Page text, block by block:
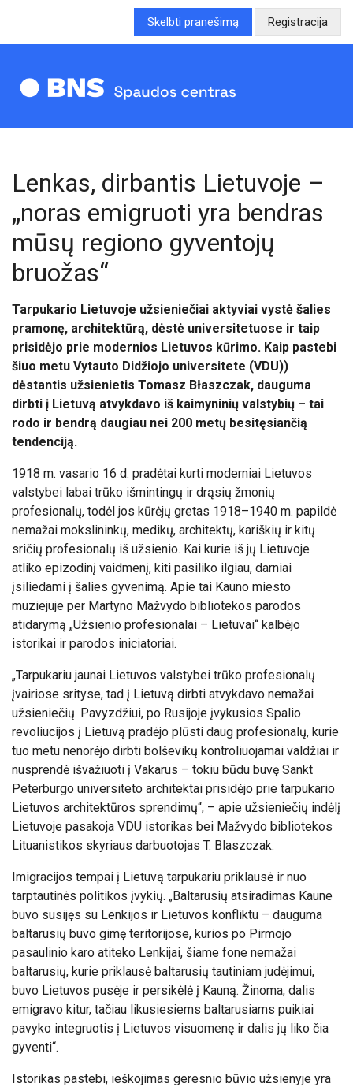
Skelbti pranešimą Registracija
Lenkas, dirbantis Lietuvoje –
„noras emigruoti yra bendras
mūsų regiono gyventojų
bruožas“
Tarpukario Lietuvoje užsieniečiai aktyviai vystė šalies
pramonę, architektūrą, dėstė universitetuose ir taip
prisidėjo prie modernios Lietuvos kūrimo. Kaip pastebi
šiuo metu Vytauto Didžiojo universitete (VDU))
dėstantis užsienietis Tomasz Błaszczak, dauguma
dirbti į Lietuvą atvykdavo iš kaimyninių valstybių – tai
rodo ir bendrą daugiau nei 200 metų besitęsiančią
tendenciją.
1918 m. vasario 16 d. pradėtai kurti moderniai Lietuvos
valstybei labai trūko išmintingų ir drąsių žmonių
profesionalų, todėl jos kūrėjų gretas 1918–1940 m. papildė
nemažai mokslininkų, medikų, architektų, kariškių ir kitų
sričių profesionalų iš užsienio. Kai kurie iš jų Lietuvoje
atliko epizodinį vaidmenį, kiti pasiliko ilgiau, darniai
įsiliedami į šalies gyvenimą. Apie tai Kauno miesto
muziejuje per Martyno Mažvydo bibliotekos parodos
atidarymą „Užsienio profesionalai – Lietuvai“ kalbėjo
istorikai ir parodos iniciatoriai.
„Tarpukariu jaunai Lietuvos valstybei trūko profesionalų
įvairiose srityse, tad į Lietuvą dirbti atvykdavo nemažai
užsieniečių. Pavyzdžiui, po Rusijoje įvykusios Spalio
revoliucijos į Lietuvą pradėjo plūsti daug profesionalų, kurie
tuo metu nenorėjo dirbti bolševikų kontroliuojamai valdžiai ir
nusprendė išvažiuoti į Vakarus – tokiu būdu buvę Sankt
Peterburgo universiteto architektai prisidėjo prie tarpukario
Lietuvos architektūros sprendimų“, – apie užsieniečių indėlį
Lietuvoje pasakoja VDU istorikas bei Mažvydo bibliotekos
Lituanistikos skyriaus darbuotojas T. Blaszczak.
Imigracijos tempai į Lietuvą tarpukariu priklausė ir nuo
tarptautinės politikos įvykių. „Baltarusių atsiradimas Kaune
buvo susijęs su Lenkijos ir Lietuvos konfliktu – dauguma
baltarusių buvo gimę teritorijose, kurios po Pirmojo
pasaulinio karo atiteko Lenkijai, šiame fone nemažai
baltarusių, kurie priklausė baltarusių tautiniam judėjimui,
buvo Lietuvos pusėje ir persikėlė į Kauną. Žinoma, dalis
emigravo kitur, tačiau likusiesiems baltarusiams puikiai
pavyko integruotis į Lietuvos visuomenę ir dalis jų liko čia
gyventi“.
Istorikas pastebi, ieškojimas geresnio būvio užsienyje yra